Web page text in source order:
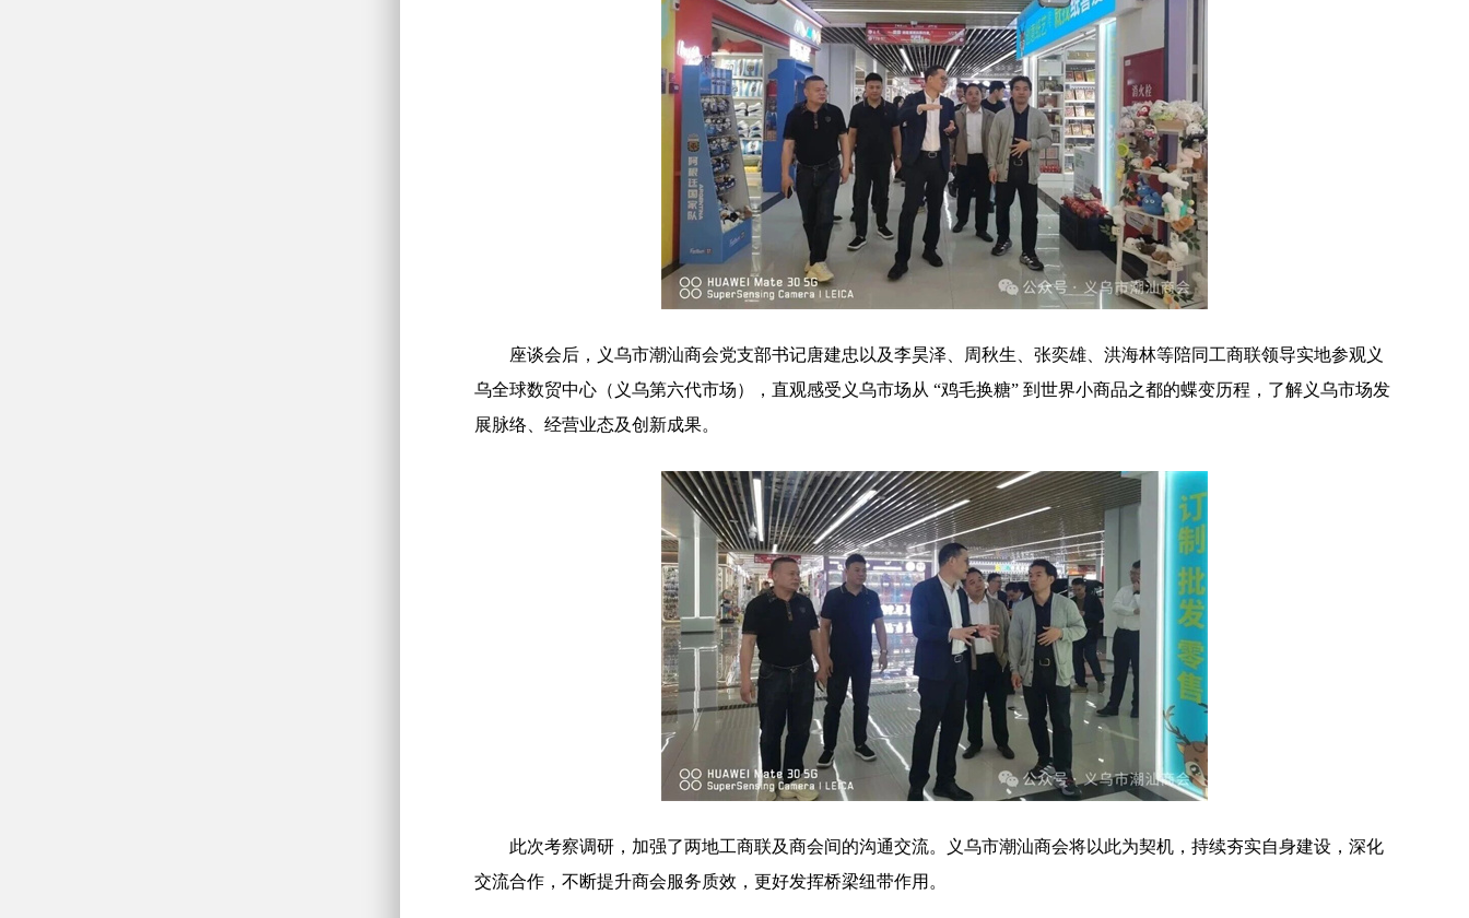
座谈会后， 义乌市潮汕商会党支部书记唐建忠以及李昊泽、周秋生、张奕雄、洪海林等陪同工商联领导实地参观义
乌全球数贸中心（ 义乌第六代市场），直观感受义乌市场从 “鸡毛换糖” 到世界小商品之都的蝶变历程，了解义乌市场发
展脉络、经营业态及创新成果。
此次考察调研，加强了两地工商联及商会间的沟通交流。义乌市潮汕商会将以此为契机，持续夯实自身建设，深化
交流合作，不断提升商会服务质效，更好发挥桥梁纽带作用。